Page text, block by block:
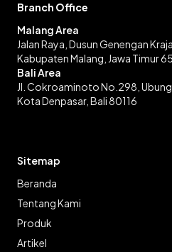
Branch Office
Malang Area
Jalan Raya, Dusun Genengan
Kabupaten Malang, Jawa Timur
Bali Area
Jl. Cokroaminoto No.298, Ubung
Kota Denpasar, Bali 80116
Sitemap
Beranda
Tentang Kami
Produk
Artikel